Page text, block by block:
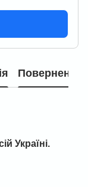
Повернення
Україні.